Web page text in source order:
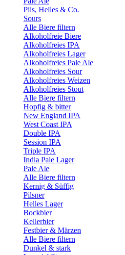
Pils, Helles & Co.
Sours
Alle Biere filtern
Alkoholfreie Biere
Alkoholfreies IPA
Alkoholfreies Lager
Alkoholfreies Pale Ale
Alkoholfreies Sour
Alkoholfreies Weizen
Alkoholfreies Stout
Alle Biere filtern
Hopfig & bitter
New England IPA
West Coast IPA
Double IPA
Session IPA
Triple IPA
India Pale Lager
Pale Ale
Alle Biere filtern
Kernig & Süffig
Pilsner
Helles Lager
Bockbier
Kellerbier
Festbier & Märzen
Alle Biere filtern
Dunkel & stark